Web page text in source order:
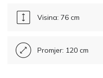
Visina: 76 cm
Promjer: 120 cm